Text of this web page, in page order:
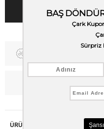
ÜRÜN ÖZELLIKLERI